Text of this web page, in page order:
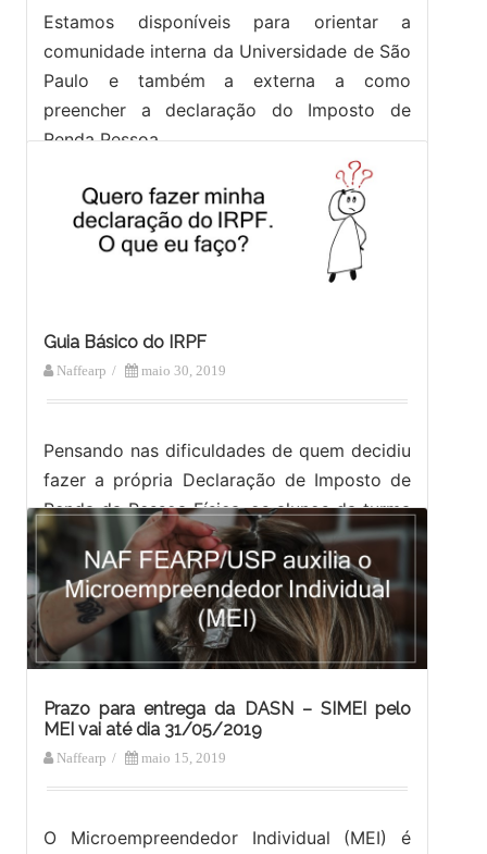
Estamos disponíveis para orientar a
comunidade interna da Universidade de São
Paulo e também a externa a como
preencher a declaração do Imposto de
Renda Pessoa…
Guia Básico do IRPF
Naffearp / maio 30, 2019
Pensando nas dificuldades de quem decidiu
fazer a própria Declaração de Imposto de
Renda da Pessoa Física, os alunos da turma
de 2019 desenvolveram um trabalho…
Prazo para entrega da DASN – SIMEI pelo
MEI vai até dia 31/05/2019
Naffearp / maio 15, 2019
O Microempreendedor Individual (MEI) é